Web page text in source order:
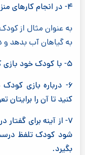
۴- در انجام کارهای منزل به او مسئولیت بدهید.
به عنوان مثال از
به گیاهان آب بدهد و
۵- با کودک خود بازی کنید و در حین بازی با او حرف بزنید.
۶- درباره بازی
کنید تا آن را
۷- از آینه برای
شود کودک تلفظ
بگیرد.